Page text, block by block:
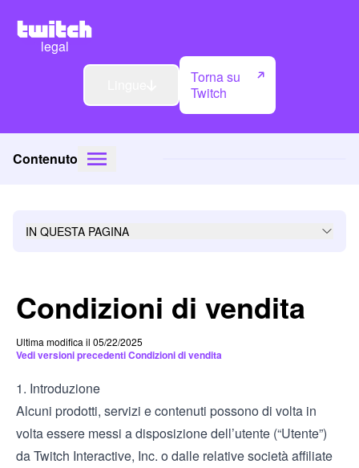
legal
Torna su
Twitch
Contenuto
Condizioni di vendita
IN QUESTA PAGINA
Ultima modifica il 05/22/2025
Vedi versioni precedenti Condizioni di vendita
1. Introduzione
Alcuni prodotti, servizi e contenuti possono di volta in
volta essere messi a disposizione dell’utente (“Utente”)
da Twitch Interactive, Inc. o dalle relative società affiliate